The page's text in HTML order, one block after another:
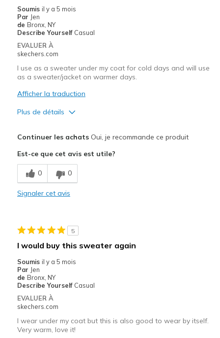
Width
Sizing
Soumis il y a 5 mois
Par Jen
de Bronx, NY
Describe Yourself Casual
EVALUER À
skechers.com
I use as a sweater under my coat for cold days and will use
as a sweater/jacket on warmer days.
Afficher la traduction
Plus de détails
Breathe Well
Comfortable
Going Out
Special Occasions
Travel
Width
Continuer les achatsOui, je recommande ce produit
Est-ce que cet avis est utile?
0 0
Signaler cet avis
5
I would buy this sweater again
Soumis il y a 5 mois
Par Jen
de Bronx, NY
Describe Yourself Casual
EVALUER À
skechers.com
I wear under my coat but this is also good to wear by itself.
Very warm, love it!